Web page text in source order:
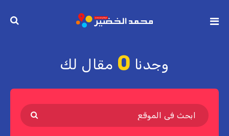
وجدنا 0 مقال لك